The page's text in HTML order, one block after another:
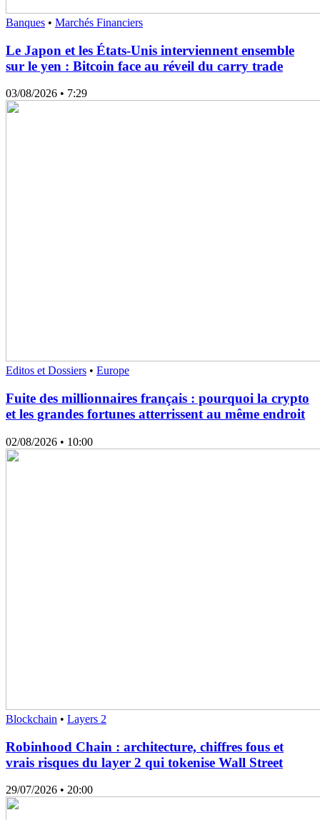
Banques • Marchés Financiers
Le Japon et les États-Unis interviennent ensemble
sur le yen : Bitcoin face au réveil du carry trade
03/08/2026 • 7:29
Editos et Dossiers • Europe
Fuite des millionnaires français : pourquoi la crypto
et les grandes fortunes atterrissent au même endroit
02/08/2026 • 10:00
Blockchain • Layers 2
Robinhood Chain : architecture, chiffres fous et
vrais risques du layer 2 qui tokenise Wall Street
29/07/2026 • 20:00